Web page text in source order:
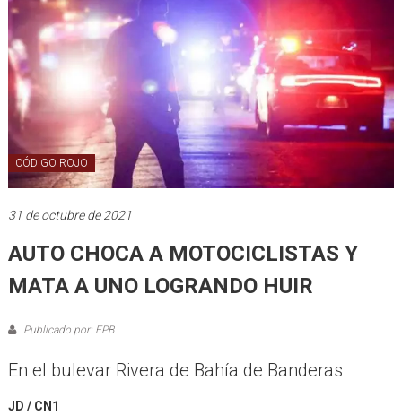
CÓDIGO ROJO
31 de octubre de 2021
AUTO CHOCA A MOTOCICLISTAS Y
MATA A UNO LOGRANDO HUIR
Publicado por: FPB
En el bulevar Rivera de Bahía de Banderas
JD / CN1